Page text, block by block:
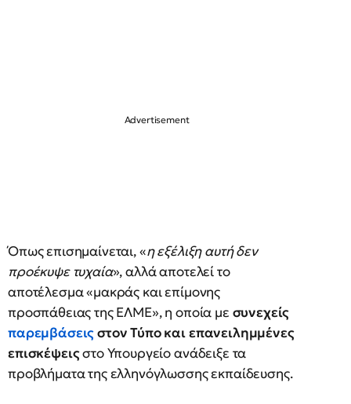
Όπως επισημαίνεται, «η εξέλιξη αυτή δεν
προέκυψε τυχαία», αλλά αποτελεί το
αποτέλεσμα «μακράς και επίμονης
προσπάθειας της ΕΛΜΕ», η οποία με συνεχείς
παρεμβάσειςστον Τύπο και επανειλημμένες
επισκέψειςστο Υπουργείο ανάδειξε τα
προβλήματα της ελληνόγλωσσης εκπαίδευσης.